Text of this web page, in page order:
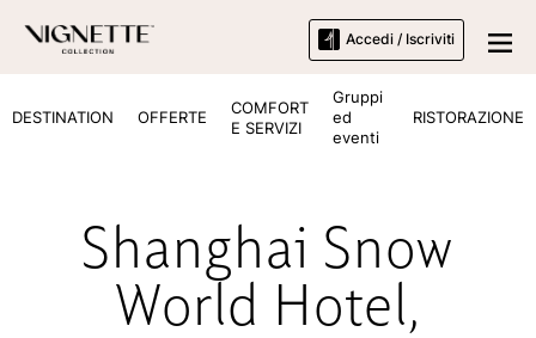
Accedi / Iscriviti
DESTINATION OFFERTE
COMFORT
E SERVIZI
Gruppi
ed
eventi
RISTORAZIONE
Shanghai Snow
World Hotel,